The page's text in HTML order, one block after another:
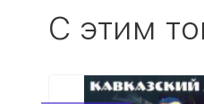
C этим